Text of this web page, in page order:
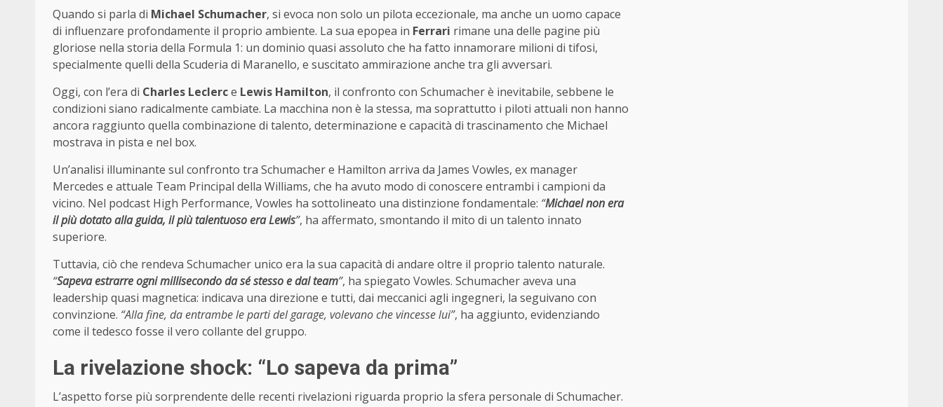
Quando si parla di Michael Schumacher, si evoca non solo un pilota eccezionale, ma anche un uomo capace
di influenzare profondamente il proprio ambiente. La sua epopea in Ferrari rimane una delle pagine più
gloriose nella storia della Formula 1: un dominio quasi assoluto che ha fatto innamorare milioni di tifosi,
specialmente quelli della Scuderia di Maranello, e suscitato ammirazione anche tra gli avversari.
Oggi, con l’era di Charles Leclerce Lewis Hamilton, il confronto con Schumacher è inevitabile, sebbene le
condizioni siano radicalmente cambiate. La macchina non è la stessa, ma soprattutto i piloti attuali non hanno
ancora raggiunto quella combinazione di talento, determinazione e capacità di trascinamento che Michael
mostrava in pista e nel box.
Un’analisi illuminante sul confronto tra Schumacher e Hamilton arriva da James Vowles, ex manager
Mercedes e attuale Team Principal della Williams, che ha avuto modo di conoscere entrambi i campioni da
vicino. Nel podcast High Performance, Vowles ha sottolineato una distinzione fondamentale: “Michael non era
il più dotato alla guida, il più talentuoso era Lewis”, ha affermato, smontando il mito di un talento innato
superiore.
Tuttavia, ciò che rendeva Schumacher unico era la sua capacità di andare oltre il proprio talento naturale.
“Sapeva estrarre ogni millisecondo da sé stesso e dal team”, ha spiegato Vowles. Schumacher aveva una
leadership quasi magnetica: indicava una direzione e tutti, dai meccanici agli ingegneri, la seguivano con
convinzione. “Alla fine, da entrambe le parti del garage, volevano che vincesse lui”, ha aggiunto, evidenziando
come il tedesco fosse il vero collante del gruppo.
La rivelazione shock: “Lo sapeva da prima”
L’aspetto forse più sorprendente delle recenti rivelazioni riguarda proprio la sfera personale di Schumacher.